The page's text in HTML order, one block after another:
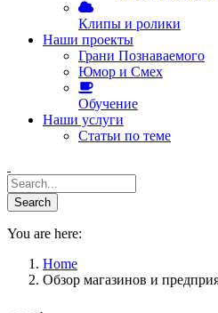
Клипы и ролики
Наши проекты
Грани Познаваемого
Юмор и Смех
Обучение
Наши услуги
Статьи по теме
You are here:
Home
Обзор магазинов и